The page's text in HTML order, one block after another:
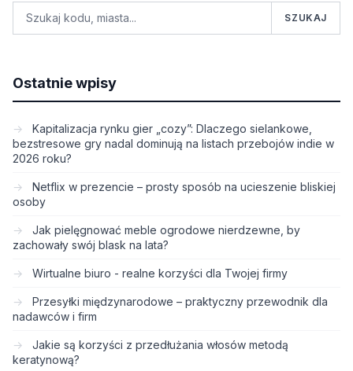
SZUKAJ
Ostatnie wpisy
Kapitalizacja rynku gier „cozy”: Dlaczego sielankowe,
bezstresowe gry nadal dominują na listach przebojów indie w
2026 roku?
Netflix w prezencie – prosty sposób na ucieszenie bliskiej
osoby
Jak pielęgnować meble ogrodowe nierdzewne, by
zachowały swój blask na lata?
Wirtualne biuro - realne korzyści dla Twojej firmy
Przesyłki międzynarodowe – praktyczny przewodnik dla
nadawców i firm
Jakie są korzyści z przedłużania włosów metodą
keratynową?